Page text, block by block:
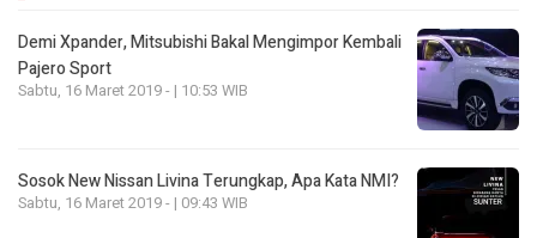
Demi Xpander, Mitsubishi Bakal Mengimpor Kembali
Pajero Sport
Sabtu, 16 Maret 2019 - | 10:53 WIB
Sosok New Nissan Livina Terungkap, Apa Kata NMI?
Sabtu, 16 Maret 2019 - | 09:43 WIB